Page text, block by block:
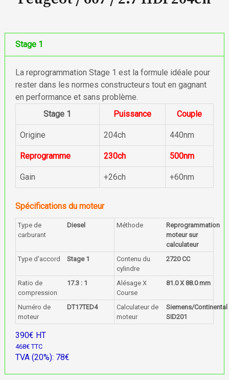
Stage 1
La reprogrammation Stage 1 est la formule idéale pour
rester dans les normes constructeurs tout en gagnant
en performance et sans problème.
Stage 1
Puissance Couple
Origine 204ch 440nm
Reprogramme 230ch 500nm
Gain +26ch +60nm
Spécifications du moteur
Type de
carburant
Diesel Méthode
Reprogrammation
moteur sur
calculateur
Type d'accord
Stage 1
Contenu du
cylindre
2720 CC
Ratio de
compression
17.3 : 1
Alésage X
Course
81.0 X 88.0 mm
Numéro de
moteur
DT17TED4
Calculateur de
moteur
Siemens/Continental
SID201
390€ HT
468€ TTC
TVA (20%): 78€